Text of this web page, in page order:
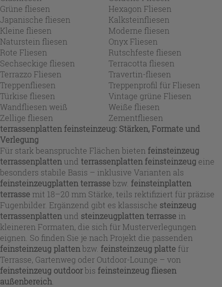
Grüne fliesen
Hexagon Fliesen
Japanische fliesen
Kalksteinfliesen
Kleine fliesen
Moderne fliesen
Naturstein fliesen
Onyx Fliesen
Rote Fliesen
Rutschfeste fliesen
Sechseckige fliesen
Terracotta fliesen
Terrazzo Fliesen
Travertin-fliesen
Treppenfliesen
Treppenprofil für Fliesen
Türkise fliesen
Vintage grüne Fliesen
Wandfliesen weiß
Weiße fliesen
Zellige fliesen
Zementfliesen
terrassenplatten feinsteinzeug: Stärken, Formate und
Verlegung
Für stark beanspruchte Flächen bieten feinsteinzeug
terrassenplattenund terrassenplatten feinsteinzeug eine
besonders stabile Basis – inklusive Varianten als
feinsteinzeugplatten terrasse bzw. feinsteinplatten
terrasse mit 18–20 mm Stärke, teils rektifiziert für präzise
Fugenbilder. Ergänzend gibt es klassische steinzeug
terrassenplattenund steinzeugplatten terrasse in
kleineren Formaten, die sich für Musterverlegungen
eignen. So finden Sie je nach Projekt die passenden
feinsteinzeug plattenbzw. feinsteinzeug platte für
Terrasse, Gartenweg oder Outdoor-Lounge – von
feinsteinzeug outdoorbis feinsteinzeug fliesen
außenbereich